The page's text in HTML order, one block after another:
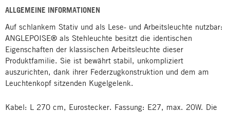
ALLGEMEINE INFORMATIONEN
Auf schlankem Stativ und als Lese- und Arbeitsleuchte nutzbar:
ANGLEPOISE® als Stehleuchte besitzt die identischen
Eigenschaften der klassischen Arbeitsleuchte dieser
Produktfamilie. Sie ist bewährt stabil, unkompliziert
auszurichten, dank ihrer Federzugkonstruktion und dem am
Leuchtenkopf sitzenden Kugelgelenk.
Kabel: L 270 cm, Eurostecker. Fassung: E27, max. 20W. Die